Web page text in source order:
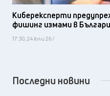
Киберексперти
фишинг измами в
17:30, 24 юли 26 /
Последни новини